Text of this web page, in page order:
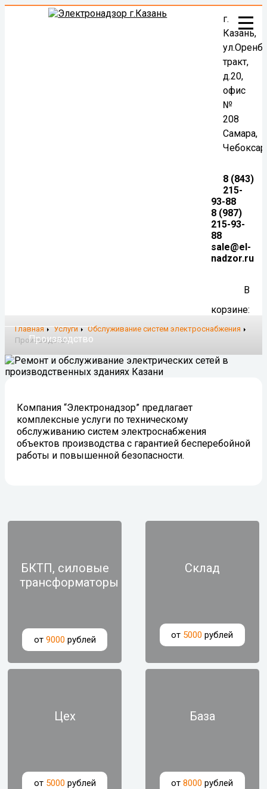
г.
Казань,
тракт,
д.20,
офис
№
208
Самара,
8 (843)
215-
93-88
8 (987)
215-93-
88
sale@el-
nadzor.ru
В
корзине:
Главная Услуги
Обслуживание систем электроснабжения
Производство
Производство
Компания “Электронадзор” предлагает
комплексные услуги по техническому
обслуживанию систем электроснабжения
объектов производства с гарантией бесперебойной
работы и повышенной безопасности.
БКТП, силовые
трансформаторы
от 9000 рублей
Склад
от 5000 рублей
Цех
от 5000 рублей
База
от8000 рублей